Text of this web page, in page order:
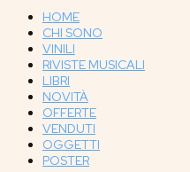
HOME
CHI SONO
VINILI
RIVISTE MUSICALI
LIBRI
NOVITÀ
OFFERTE
VENDUTI
OGGETTI
POSTER